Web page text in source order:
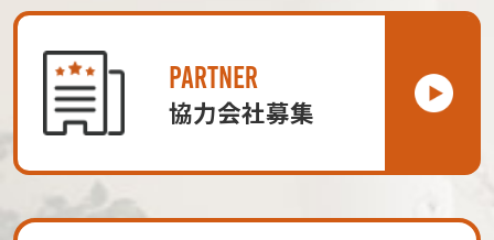
PARTNER
協力会社募集